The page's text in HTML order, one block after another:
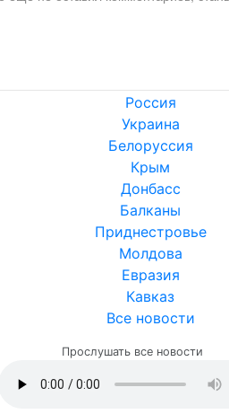
Россия
Украина
Белоруссия
Крым
Донбасс
Балканы
Приднестровье
Молдова
Евразия
Кавказ
Все новости
Прослушать все новости